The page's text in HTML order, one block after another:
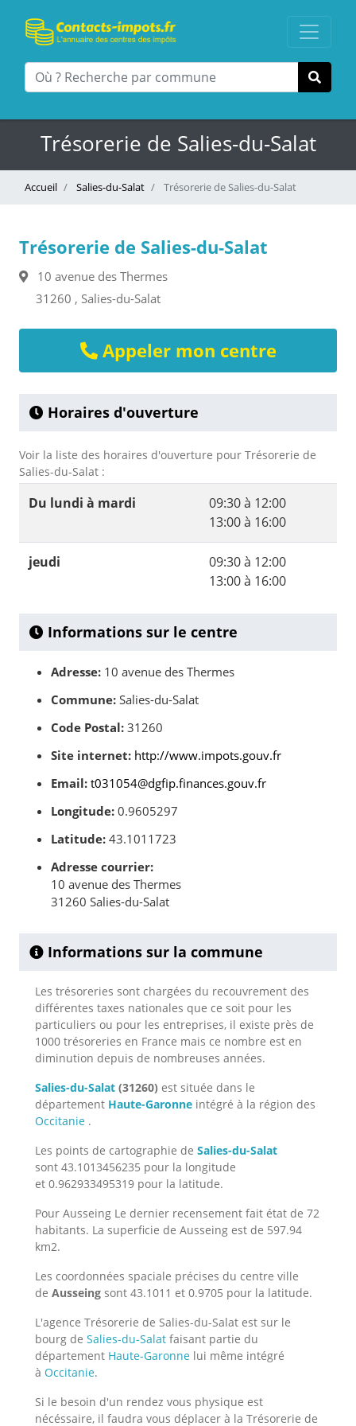
Trésorerie de Salies-du-Salat
Accueil Salies-du-Salat Trésorerie de Salies-du-Salat
Trésorerie de Salies-du-Salat
10 avenue des Thermes
31260 , Salies-du-Salat
Appeler mon centre
Horaires d'ouverture
Voir la liste des horaires d'ouverture pour Trésorerie de
Salies-du-Salat :
Du lundi à mardi
09:30 à 12:00
13:00 à 16:00
jeudi
09:30 à 12:00
13:00 à 16:00
Informations sur le centre
Adresse: 10 avenue des Thermes
Commune: Salies-du-Salat
Code Postal: 31260
Site internet: http://www.impots.gouv.fr
Email: t031054@dgfip.finances.gouv.fr
Longitude: 0.9605297
Latitude: 43.1011723
Adresse courrier:
10 avenue des Thermes
31260 Salies-du-Salat
Informations sur la commune
Les trésoreries sont chargées du recouvrement des
différentes taxes nationales que ce soit pour les
particuliers ou pour les entreprises, il existe près de
1000 trésoreries en France mais ce nombre est en
diminution depuis de nombreuses années.
Salies-du-Salat (31260) est située dans le
département Haute-Garonne intégré à la région des
Occitanie .
Les points de cartographie de Salies-du-Salat
sont 43.1013456235 pour la longitude
et 0.962933495319 pour la latitude.
Pour Ausseing Le dernier recensement fait état de 72
habitants. La superficie de Ausseing est de 597.94
km2.
Les coordonnées spaciale précises du centre ville
de Ausseing sont 43.1011 et 0.9705 pour la latitude.
L'agence Trésorerie de Salies-du-Salat est sur le
bourg de Salies-du-Salat faisant partie du
département Haute-Garonne lui même intégré
à Occitanie.
Si le besoin d'un rendez vous physique est
nécéssaire, il faudra vous déplacer à la Trésorerie de